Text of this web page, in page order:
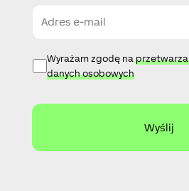
i
l
P
o
t
a
Wyrażam zgodę na
danych osobowych